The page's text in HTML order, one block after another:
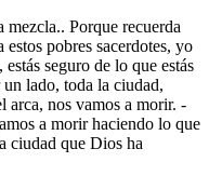
Porque recuerda
pobres sacerdotes, yo
seguro de lo que estás
lado, toda la ciudad,
arca, nos vamos a morir. -
a morir haciendo lo que
ciudad que Dios ha